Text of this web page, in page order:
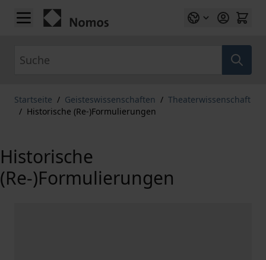
Zum Inhalt springen
Startseite / Geisteswissenschaften / Theaterwissenschaft
/ Historische (Re-)Formulierungen
Historische
(Re-)Formulierungen